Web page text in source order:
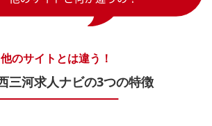
他のサイトとは違う！
三河求人ナビの3つの特徴